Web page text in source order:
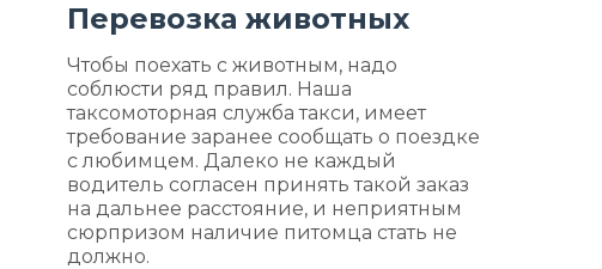
Перевозка животных
Чтобы поехать с животным, надо
соблюсти ряд правил. Наша
таксомоторная служба такси, имеет
требование заранее сообщать о поездке
с любимцем. Далеко не каждый
водитель согласен принять такой заказ
на дальнее расстояние, и неприятным
сюрпризом наличие питомца стать не
должно.